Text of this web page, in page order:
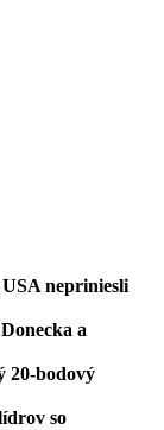
nepriniesli
a
20-bodový
so